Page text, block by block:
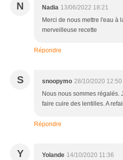
N Nadia 13/06/2022 18:21
Merci de nous mettre l'eau à
merveilleuse recette
Répondre
S snoopymo 28/10/2020 12:50
Nous nous sommes régalés.
faire cuire des lentilles. A
Répondre
Y Yolande 14/10/2020 11:36